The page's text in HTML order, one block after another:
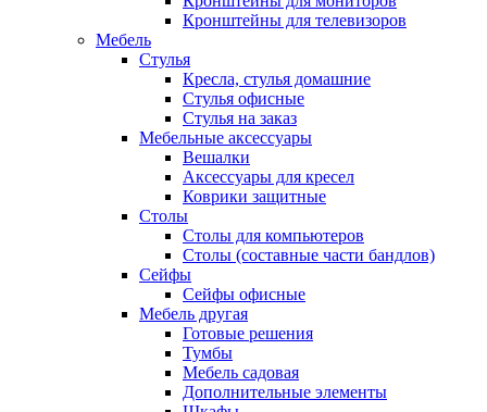
Кронштейны для телевизоров
Мебель
Стулья
Кресла, стулья домашние
Стулья офисные
Стулья на заказ
Мебельные аксессуары
Вешалки
Аксессуары для кресел
Коврики защитные
Столы
Столы для компьютеров
Столы (составные части бандлов)
Сейфы
Сейфы офисные
Мебель другая
Готовые решения
Тумбы
Мебель садовая
Дополнительные элементы